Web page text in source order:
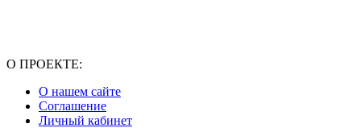
О ПРОЕКТЕ:
О нашем сайте
Соглашение
Личный кабинет